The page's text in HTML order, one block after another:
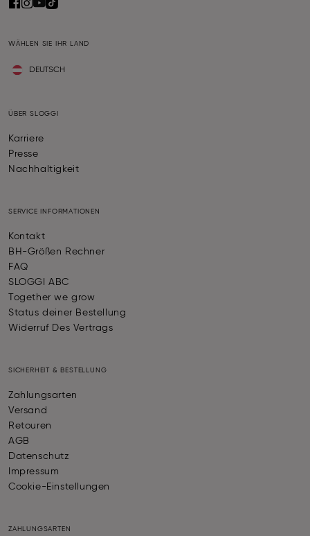
WÄHLEN SIE IHR LAND
DEUTSCH
ÜBER SLOGGI
Karriere
Presse
Nachhaltigkeit
SERVICE INFORMATIONEN
Kontakt
BH-Größen Rechner
FAQ
SLOGGI ABC
Together we grow
Status deiner Bestellung
Widerruf Des Vertrags
SICHERHEIT & BESTELLUNG
Zahlungsarten
Versand
Retouren
AGB
Datenschutz
Impressum
Cookie-Einstellungen
ZAHLUNGSARTEN